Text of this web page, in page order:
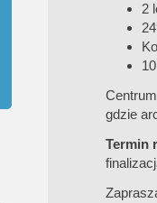
2
gdzie
Termin